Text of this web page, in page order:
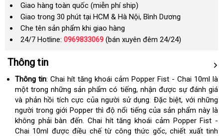
Giao hàng toàn quốc (miễn phí ship)
Giao trong 30 phút tại HCM & Hà Nội, Bình Dương
Che tên sản phẩm khi giao hàng
24/7 Hotline: 0969833069 (bán xuyên đêm 24/24)
Thông tin
Thông tin: Chai hít tăng khoái cảm Popper Fist - Chai 10ml là
một trong những sản phẩm có tiếng, nhận được sự đánh giá
và phản hồi tích cực của người sử dụng. Đặc biệt, với những
người trong giới Popper thì độ nổi tiếng của sản phẩm này là
không phải bàn đến. Chai hít tăng khoái cảm Popper Fist -
Chai 10ml được điều chế từ công thức gốc, chiết xuất tinh